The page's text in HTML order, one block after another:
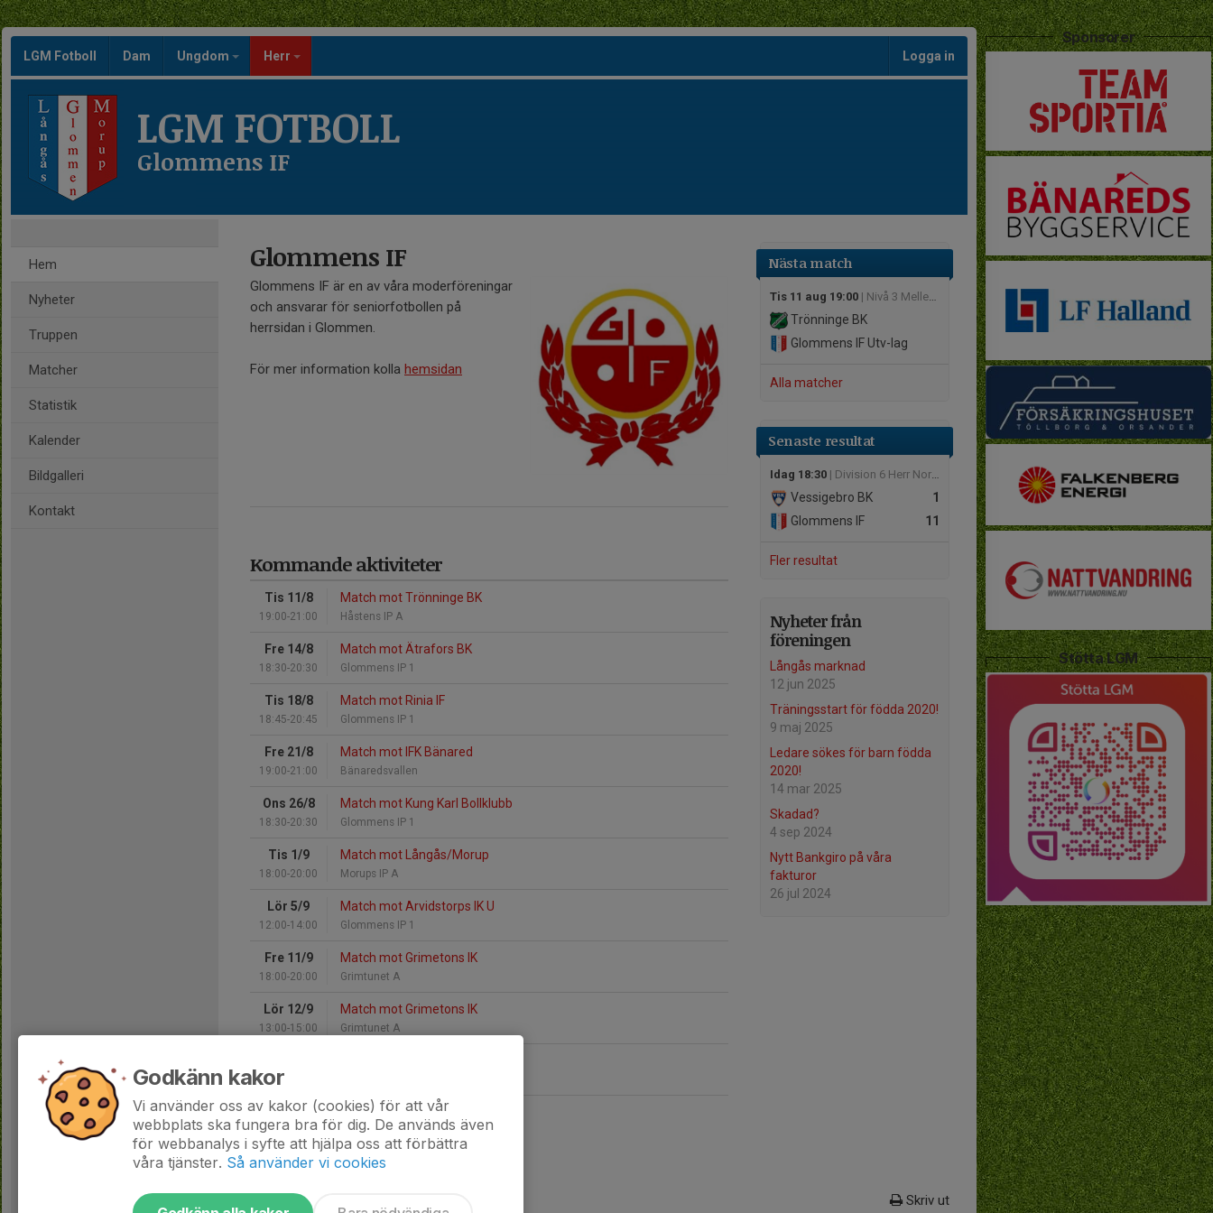
LGM Fotboll Dam Ungdom Herr Logga in
LGM FOTBOLL
Glommens IF
Hem
Nyheter
Truppen
Matcher
Statistik
Kalender
Bildgalleri
Kontakt
Nästa match
Tis 11 aug 19:00 | Nivå 3 Mellersta Norra Herrar
Trönninge BK
Glommens IF Utv-lag
Alla matcher
Senaste resultat
Idag 18:30 | Division 6 Herr Norra Halland
1
Vessigebro BK
11
Glommens IF
Fler resultat
Nyheter från
föreningen
Långås marknad
12 jun 2025
Träningsstart för födda 2020!
9 maj 2025
Ledare sökes för barn födda
2020!
14 mar 2025
Skadad?
4 sep 2024
Nytt Bankgiro på våra
fakturor
26 jul 2024
Glommens IF
Glommens IF är en av våra moderföreningar
och ansvarar för seniorfotbollen på
herrsidan i Glommen.
För mer information kolla hemsidan
Kommande aktiviteter
Tis 11/8
19:00-21:00
Match mot Trönninge BK
Håstens IP A
Fre 14/8
18:30-20:30
Match mot Ätrafors BK
Glommens IP 1
Tis 18/8
18:45-20:45
Match mot Rinia IF
Glommens IP 1
Fre 21/8
19:00-21:00
Match mot IFK Bänared
Bänaredsvallen
Ons 26/8
18:30-20:30
Match mot Kung Karl Bollklubb
Glommens IP 1
Tis 1/9
18:00-20:00
Match mot Långås/Morup
Morups IP A
Lör 5/9
12:00-14:00
Match mot Arvidstorps IK U
Glommens IP 1
Fre 11/9
18:00-20:00
Match mot Grimetons IK
Grimtunet A
Lör 12/9
13:00-15:00
Match mot Grimetons IK
Grimtunet A
17:45-19:45
Hela kalendern
Skriv ut
Sponsorer
Stötta LGM
Godkänn kakor
Vi använder oss av kakor (cookies) för att vår
webbplats ska fungera bra för dig. De används även
för webbanalys i syfte att hjälpa oss att förbättra
våra tjänster. Så använder vi cookies